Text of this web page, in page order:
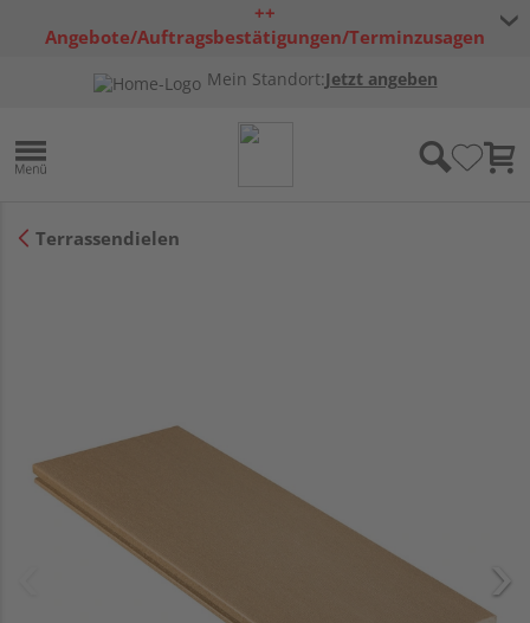
++
Angebote/Auftragsbestätigungen/Terminzusagen
Mein Standort:Jetzt angeben
Terrassendielen